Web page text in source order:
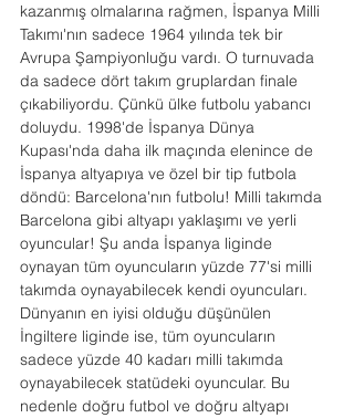
kazanmış olmalarına rağmen, İspanya Milli
Takımı'nın sadece 1964 yılında tek bir
Avrupa Şampiyonluğu vardı. O turnuvada
da sadece dört takım gruplardan finale
çıkabiliyordu. Çünkü ülke futbolu yabancı
doluydu. 1998'de İspanya Dünya
Kupası'nda daha ilk maçında elenince de
İspanya altyapıya ve özel bir tip futbola
döndü: Barcelona'nın futbolu! Milli takımda
Barcelona gibi altyapı yaklaşımı ve yerli
oyuncular! Şu anda İspanya liginde
oynayan tüm oyuncuların yüzde 77'si milli
takımda oynayabilecek kendi oyuncuları.
Dünyanın en iyisi olduğu düşünülen
İngiltere liginde ise, tüm oyuncuların
sadece yüzde 40 kadarı milli takımda
oynayabilecek statüdeki oyuncular. Bu
nedenle doğru futbol ve doğru altyapı